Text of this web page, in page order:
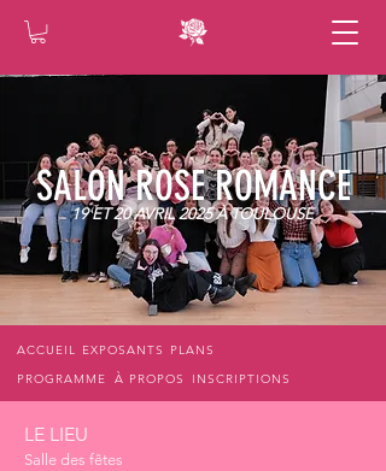
SALON ROSE ROMANCE
19 ET 20 AVRIL 2025 À TOULOUSE
ACCUEIL EXPOSANTS
PLANS
PROGRAMME
À PROPOS INSCRIPTIONS
LE LIEU
Salle des fêtes